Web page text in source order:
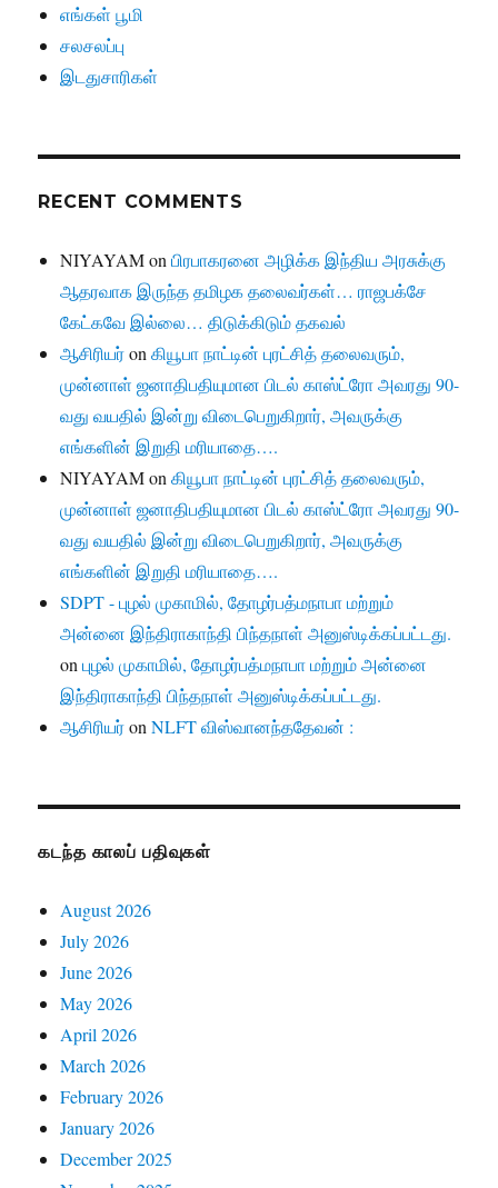
எங்கள் பூமி
சலசலப்பு
இடதுசாரிகள்
RECENT COMMENTS
NIYAYAMonபிரபாகரனை அழிக்க இந்திய அரசுக்கு
ஆதரவாக இருந்த தமிழக தலைவர்கள்… ராஜபக்சே
கேட்கவே இல்லை… திடுக்கிடும் தகவல்
ஆசிரியர்onகியூபா நாட்டின் புரட்சித் தலைவரும்,
முன்னாள் ஜனாதிபதியுமான பிடல் காஸ்ட்ரோ அவரது 90-
வது வயதில் இன்று விடைபெறுகிறார், அவருக்கு
எங்களின் இறுதி மரியாதை….
NIYAYAMonகியூபா நாட்டின் புரட்சித் தலைவரும்,
முன்னாள் ஜனாதிபதியுமான பிடல் காஸ்ட்ரோ அவரது 90-
வது வயதில் இன்று விடைபெறுகிறார், அவருக்கு
எங்களின் இறுதி மரியாதை….
SDPT - புழல் முகாமில், தோழர்பத்மநாபா மற்றும்
அன்னை இந்திராகாந்தி பிந்தநாள் அனுஸ்டிக்கப்பட்டது.
onபுழல் முகாமில், தோழர்பத்மநாபா மற்றும் அன்னை
இந்திராகாந்தி பிந்தநாள் அனுஸ்டிக்கப்பட்டது.
ஆசிரியர்onNLFT விஸ்வானந்ததேவன் :
கடந்த காலப் பதிவுகள்
August 2026
July 2026
June 2026
May 2026
April 2026
March 2026
February 2026
January 2026
December 2025